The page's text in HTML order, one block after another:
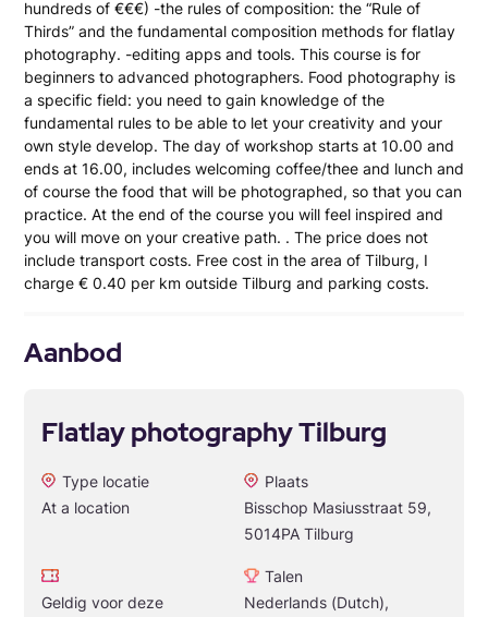
hundreds of €€€) -the rules of composition: the “Rule of
Thirds” and the fundamental composition methods for flatlay
photography. -editing apps and tools. This course is for
beginners to advanced photographers. Food photography is
a specific field: you need to gain knowledge of the
fundamental rules to be able to let your creativity and your
own style develop. The day of workshop starts at 10.00 and
ends at 16.00, includes welcoming coffee/thee and lunch and
of course the food that will be photographed, so that you can
practice. At the end of the course you will feel inspired and
you will move on your creative path. . The price does not
include transport costs. Free cost in the area of Tilburg, I
charge € 0.40 per km outside Tilburg and parking costs.
Aanbod
Flatlay photography Tilburg
Type locatie
At a location
Plaats
Bisschop Masiusstraat 59,
5014PA Tilburg
Geldig voor deze
Talen
Nederlands (Dutch),